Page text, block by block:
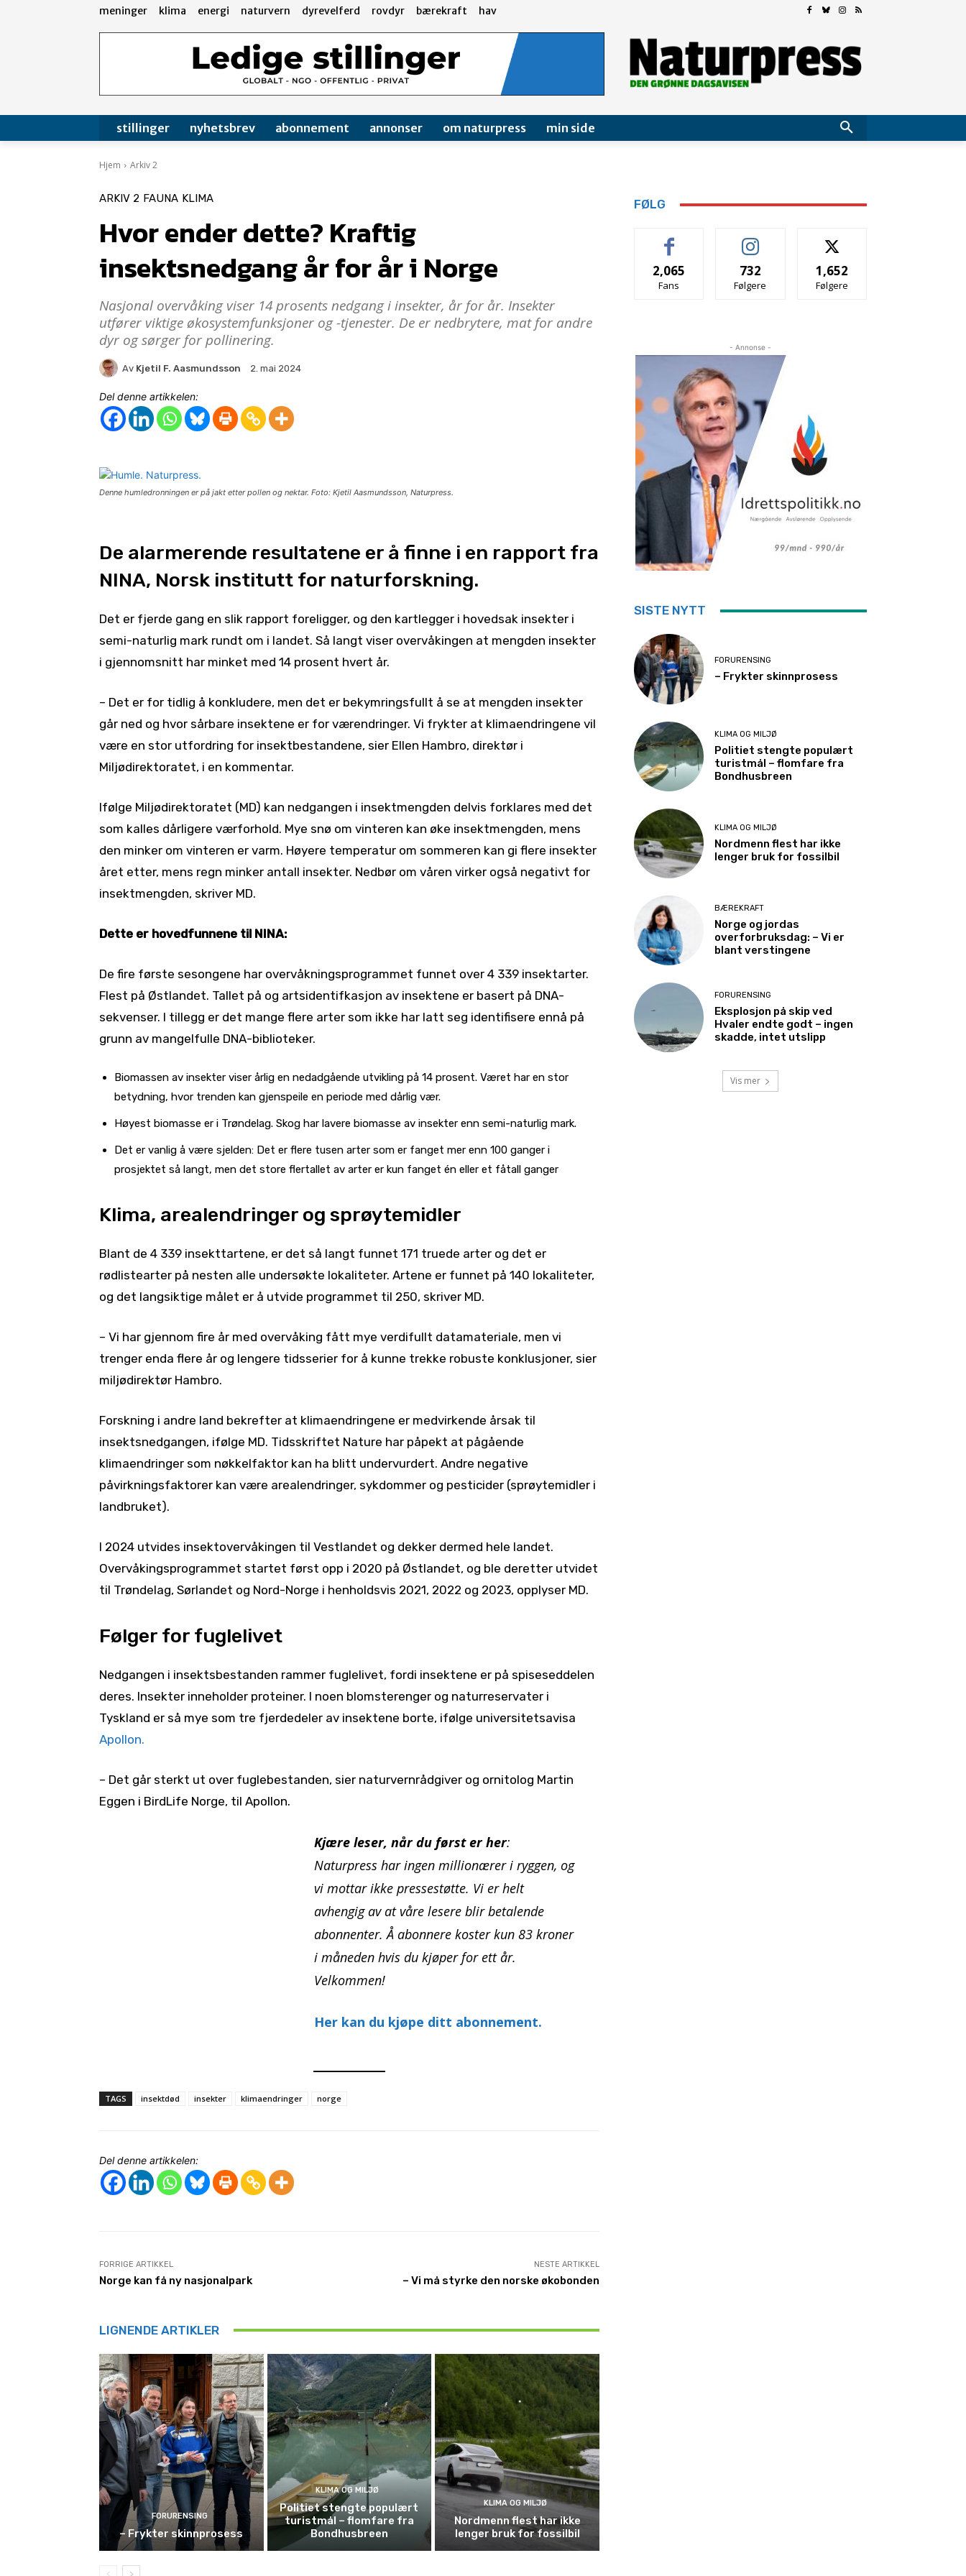
meninger klima energi naturvern dyrevelferd rovdyr bærekraft hav
stillinger nyhetsbrev abonnement annonser om naturpress min side
Hjem Arkiv 2
ARKIV 2 FAUNA KLIMA
Hvor ender dette? Kraftig
insektsnedgang år for år i Norge
Nasjonal overvåking viser 14 prosents nedgang i insekter, år for år. Insekter
utfører viktige økosystemfunksjoner og -tjenester. De er nedbrytere, mat for andre
dyr og sørger for pollinering.
Av Kjetil F. Aasmundsson 2. mai 2024
Del denne artikkelen:
Denne humledronningen er på jakt etter pollen og nektar. Foto: Kjetil Aasmundsson, Naturpress.
De alarmerende resultatene er å finne i en rapport fra
NINA, Norsk institutt for naturforskning.
Det er fjerde gang en slik rapport foreligger, og den kartlegger i hovedsak insekter i
semi-naturlig mark rundt om i landet. Så langt viser overvåkingen at mengden insekter
i gjennomsnitt har minket med 14 prosent hvert år.
– Det er for tidlig å konkludere, men det er bekymringsfullt å se at mengden insekter
går ned og hvor sårbare insektene er for værendringer. Vi frykter at klimaendringene vil
være en stor utfordring for insektbestandene, sier Ellen Hambro, direktør i
Miljødirektoratet, i en kommentar.
Ifølge Miljødirektoratet (MD) kan nedgangen i insektmengden delvis forklares med det
som kalles dårligere værforhold. Mye snø om vinteren kan øke insektmengden, mens
den minker om vinteren er varm. Høyere temperatur om sommeren kan gi flere insekter
året etter, mens regn minker antall insekter. Nedbør om våren virker også negativt for
insektmengden, skriver MD.
Dette er hovedfunnene til NINA:
De fire første sesongene har overvåkningsprogrammet funnet over 4 339 insektarter.
Flest på Østlandet. Tallet på og artsidentifkasjon av insektene er basert på DNA-
sekvenser. I tillegg er det mange flere arter som ikke har latt seg identifisere ennå på
grunn av mangelfulle DNA-biblioteker.
Biomassen av insekter viser årlig en nedadgående utvikling på 14 prosent. Været har en stor
betydning, hvor trenden kan gjenspeile en periode med dårlig vær.
Høyest biomasse er i Trøndelag. Skog har lavere biomasse av insekter enn semi-naturlig mark.
Det er vanlig å være sjelden: Det er flere tusen arter som er fanget mer enn 100 ganger i
prosjektet så langt, men det store flertallet av arter er kun fanget én eller et fåtall ganger
Klima, arealendringer og sprøytemidler
Blant de 4 339 insekttartene, er det så langt funnet 171 truede arter og det er
rødlistearter på nesten alle undersøkte lokaliteter. Artene er funnet på 140 lokaliteter,
og det langsiktige målet er å utvide programmet til 250, skriver MD.
– Vi har gjennom fire år med overvåking fått mye verdifullt datamateriale, men vi
trenger enda flere år og lengere tidsserier for å kunne trekke robuste konklusjoner, sier
miljødirektør Hambro.
Forskning i andre land bekrefter at klimaendringene er medvirkende årsak til
insektsnedgangen, ifølge MD. Tidsskriftet Nature har påpekt at pågående
klimaendringer som nøkkelfaktor kan ha blitt undervurdert. Andre negative
påvirkningsfaktorer kan være arealendringer, sykdommer og pesticider (sprøytemidler i
landbruket).
I 2024 utvides insektovervåkingen til Vestlandet og dekker dermed hele landet.
Overvåkingsprogrammet startet først opp i 2020 på Østlandet, og ble deretter utvidet
til Trøndelag, Sørlandet og Nord-Norge i henholdsvis 2021, 2022 og 2023, opplyser MD.
Følger for fuglelivet
Nedgangen i insektsbestanden rammer fuglelivet, fordi insektene er på spiseseddelen
deres. Insekter inneholder proteiner. I noen blomsterenger og naturreservater i
Tyskland er så mye som tre fjerdedeler av insektene borte, ifølge universitetsavisa
Apollon.
– Det går sterkt ut over fuglebestanden, sier naturvernrådgiver og ornitolog Martin
Eggen i BirdLife Norge, til Apollon.
Kjære leser, når du først er her:
Naturpress har ingen millionærer i ryggen, og
vi mottar ikke pressestøtte. Vi er helt
avhengig av at våre lesere blir betalende
abonnenter. Å abonnere koster kun 83 kroner
i måneden hvis du kjøper for ett år.
Velkommen!
Her kan du kjøpe ditt abonnement.
TAGS insektdød insekter klimaendringer norge
Del denne artikkelen:
FORRIGE ARTIKKEL
Norge kan få ny nasjonalpark
NESTE ARTIKKEL
– Vi må styrke den norske økobonden
LIGNENDE ARTIKLER
FORURENSING
– Frykter skinnprosess
KLIMA OG MILJØ
Politiet stengte populært
turistmål – flomfare fra
Bondhusbreen
KLIMA OG MILJØ
Nordmenn flest har ikke
lenger bruk for fossilbil
FØLG
2,065
Fans
732
Følgere
1,652
Følgere
- Annonse -
SISTE NYTT
FORURENSING
– Frykter skinnprosess
KLIMA OG MILJØ
Politiet stengte populært
turistmål – flomfare fra
Bondhusbreen
KLIMA OG MILJØ
Nordmenn flest har ikke
lenger bruk for fossilbil
BÆREKRAFT
Norge og jordas
overforbruksdag: – Vi er
blant verstingene
FORURENSING
Eksplosjon på skip ved
Hvaler endte godt – ingen
skadde, intet utslipp
Vis mer